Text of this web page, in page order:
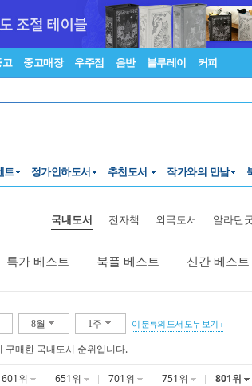
고 중고매장 우주점 음반 블루레이 커피
트 정가인하도서 추천도서 작가와의 만남
국내도서 전자책 외국도서 알라딘
특가 베스트 북플 베스트 신간 베스트
8월 1주 이 분류의 도서 모두 보기
구매한 국내도서 순위입니다.
601위 651위 701위 751위 801위